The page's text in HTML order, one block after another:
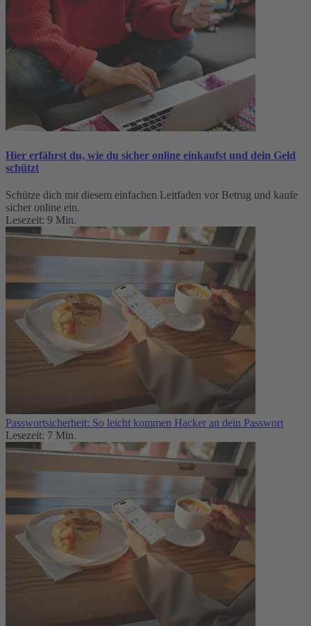
Hier erfährst du, wie du sicher online einkaufst und dein Geld
schützt
Schütze dich mit diesem einfachen Leitfaden vor Betrug und kaufe
sicher online ein.
Lesezeit: 9 Min.
Passwortsicherheit: So leicht kommen Hacker an dein Passwort
Lesezeit: 7 Min.